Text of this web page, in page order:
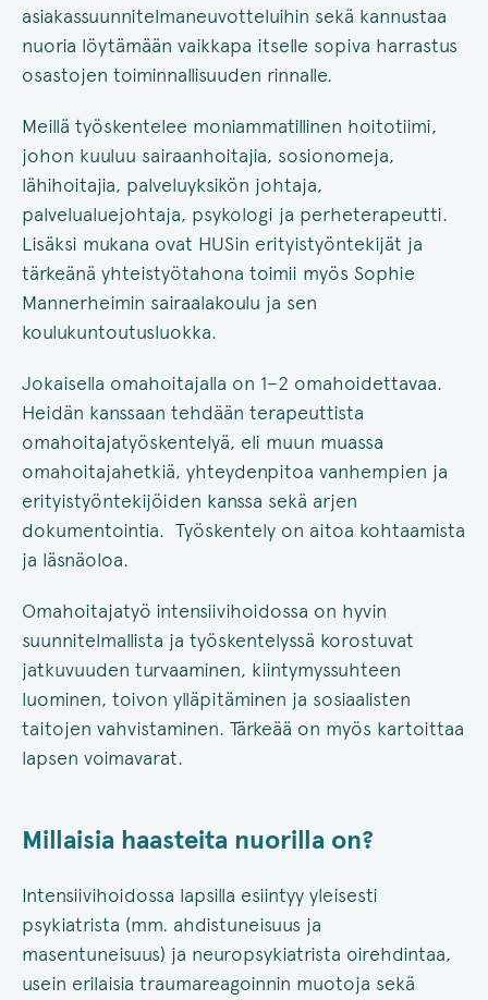
asiakassuunnitelmaneuvotteluihin sekä kannustaa
nuoria löytämään vaikkapa itselle sopiva harrastus
osastojen toiminnallisuuden rinnalle.
Meillä työskentelee moniammatillinen hoitotiimi,
johon kuuluu sairaanhoitajia, sosionomeja,
lähihoitajia, palveluyksikön johtaja,
palvelualuejohtaja, psykologi ja perheterapeutti.
Lisäksi mukana ovat HUSin erityistyöntekijät ja
tärkeänä yhteistyötahona toimii myös Sophie
Mannerheimin sairaalakoulu ja sen
koulukuntoutusluokka.
Jokaisella omahoitajalla on 1–2 omahoidettavaa.
Heidän kanssaan tehdään terapeuttista
omahoitajatyöskentelyä, eli muun muassa
omahoitajahetkiä, yhteydenpitoa vanhempien ja
erityistyöntekijöiden kanssa sekä arjen
dokumentointia. Työskentely on aitoa kohtaamista
ja läsnäoloa.
Omahoitajatyö intensiivihoidossa on hyvin
suunnitelmallista ja työskentelyssä korostuvat
jatkuvuuden turvaaminen, kiintymyssuhteen
luominen, toivon ylläpitäminen ja sosiaalisten
taitojen vahvistaminen. Tärkeää on myös kartoittaa
lapsen voimavarat.
Millaisia haasteita nuorilla on?
Intensiivihoidossa lapsilla esiintyy yleisesti
psykiatrista (mm. ahdistuneisuus ja
masentuneisuus) ja neuropsykiatrista oirehdintaa,
usein erilaisia traumareagoinnin muotoja sekä